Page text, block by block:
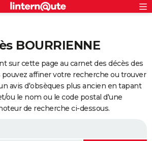
BOURRIENNE
sur cette page au carnet des décès des
pouvez affiner votre recherche ou trouver
avis d'obsèques plus ancien en tapant
ou le nom ou le code postal d'une
de recherche ci-dessous.